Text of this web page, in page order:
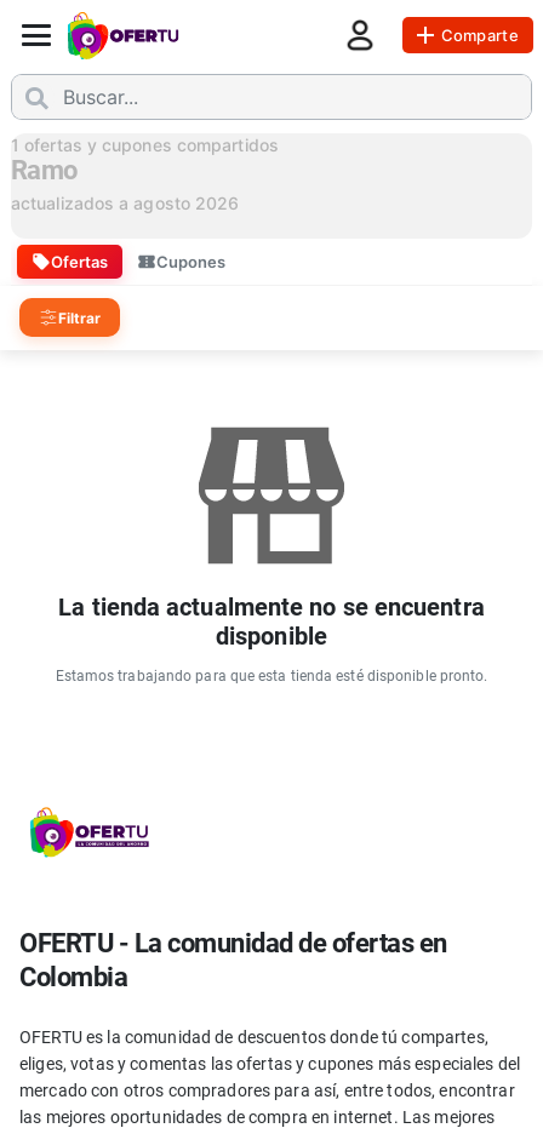
Comparte
1 ofertas y cupones compartidos
Ramo
actualizados a agosto 2026
Ofertas Cupones
Filtrar
La tienda actualmente no se encuentra
disponible
Estamos trabajando para que esta tienda esté disponible pronto.
OFERTU - La comunidad de ofertas en
Colombia
OFERTU es la comunidad de descuentos donde tú compartes,
eliges, votas y comentas las ofertas y cupones más especiales del
mercado con otros compradores para así, entre todos, encontrar
las mejores oportunidades de compra en internet. Las mejores